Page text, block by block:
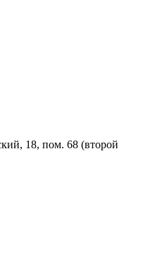
18, пом. 68 (второй